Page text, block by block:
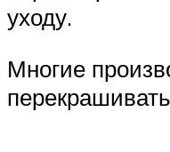
уходу.
Многие